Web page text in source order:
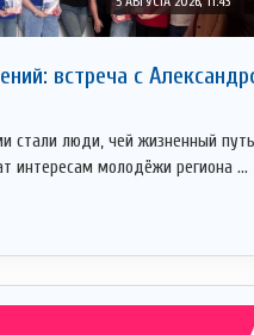
встреча с
стали люди, чей жизненный
интересам молодёжи региона ...